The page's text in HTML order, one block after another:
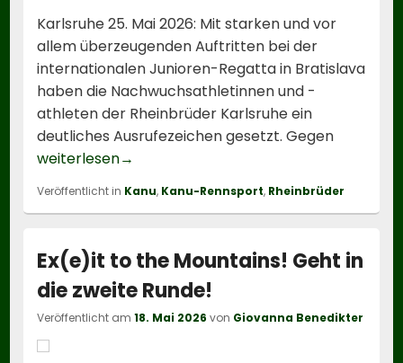
Karlsruhe 25. Mai 2026: Mit starken und vor
allem überzeugenden Auftritten bei der
internationalen Junioren-Regatta in Bratislava
haben die Nachwuchsathletinnen und -
athleten der Rheinbrüder Karlsruhe ein
deutliches Ausrufezeichen gesetzt. Gegen
weiterlesenRheinbrüder lösen sechs Junioren-WM
→
Veröffentlicht in Kanu, Kanu-Rennsport, Rheinbrüder
Ex(e)it to the Mountains! Geht in
die zweite Runde!
Veröffentlicht am18. Mai 2026 von Giovanna Benedikter